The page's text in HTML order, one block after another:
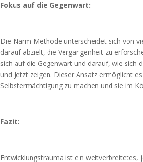
Fokus auf die Gegenwart:
Die Narm-Methode unterscheidet sich von
darauf abzielt, die Vergangenheit zu
sich auf die Gegenwart und darauf, wie sich
und Jetzt zeigen. Dieser Ansatz ermöglicht
Selbstermächtigung zu machen und sie im
Fazit:
Entwicklungstrauma ist ein weitverbreitetes,